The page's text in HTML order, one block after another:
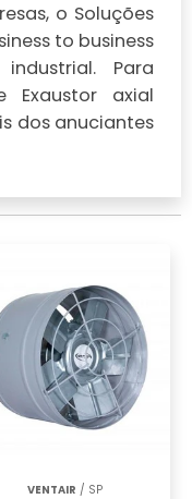
o Soluções
to business
Para
Exaustor axial
dos anuciantes
VENTAIR / SP